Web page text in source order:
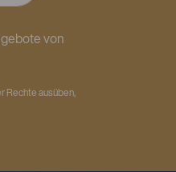
von
Rechte ausüben,